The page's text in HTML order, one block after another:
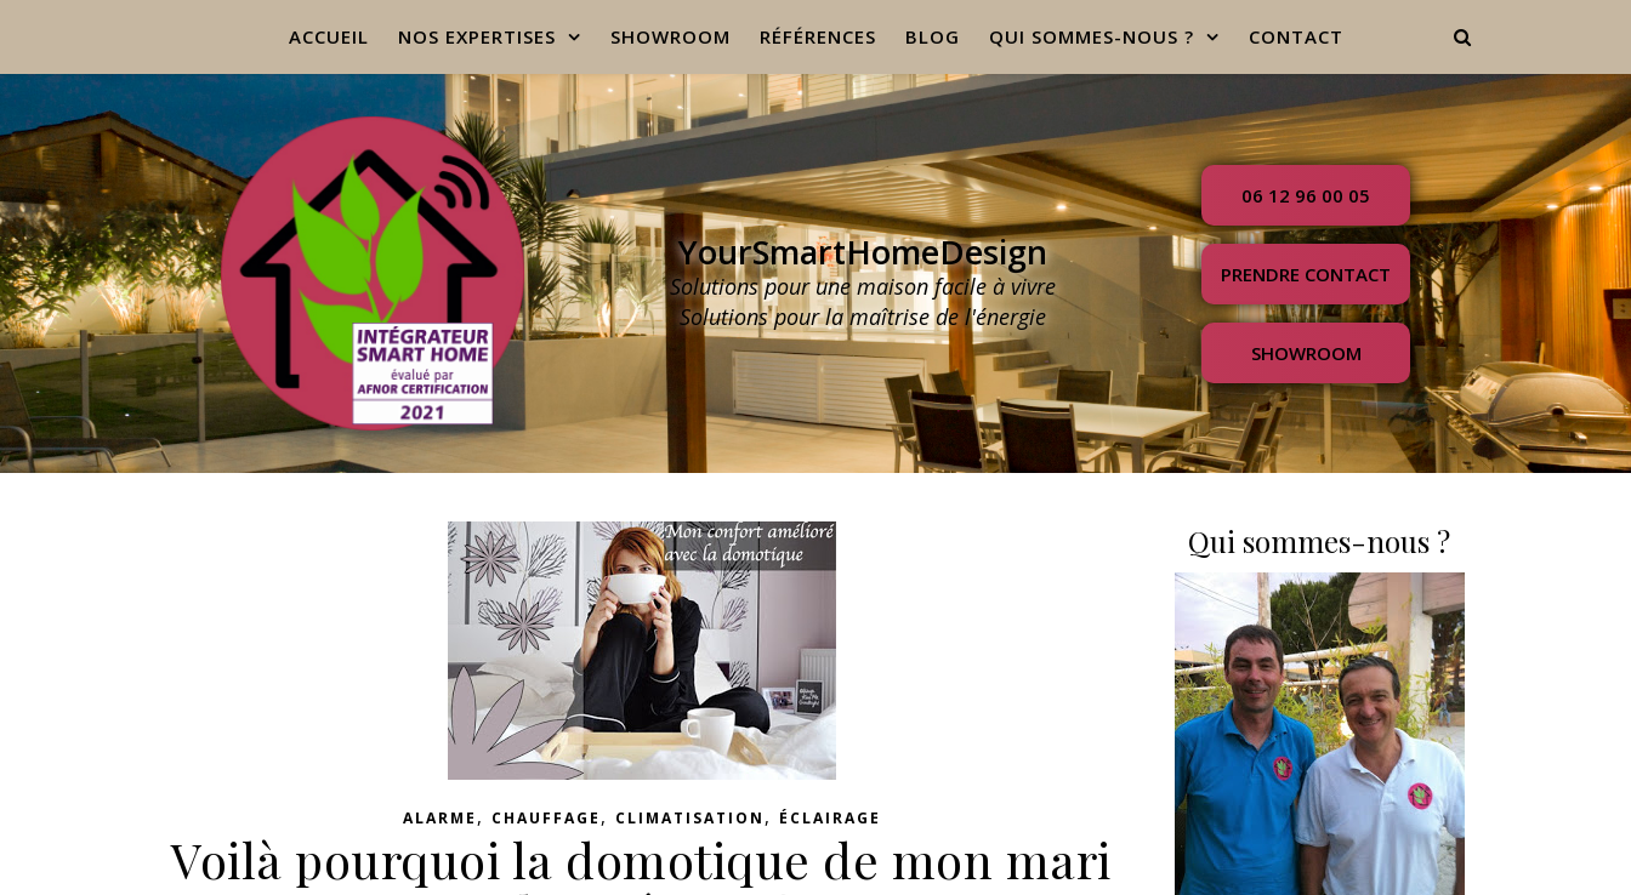
ACCUEIL NOS EXPERTISES SHOWROOM RÉFÉRENCES BLOG QUI SOMMES-NOUS ? CONTACT
YourSmartHomeDesign
Solutions pour une maison facile à vivre
Solutions pour la maîtrise de l'énergie
06 12 96 00 05
PRENDRE CONTACT
SHOWROOM
ALARME , CHAUFFAGE , CLIMATISATION , ÉCLAIRAGE
Voilà pourquoi la domotique de mon mari
Qui sommes-nous ?